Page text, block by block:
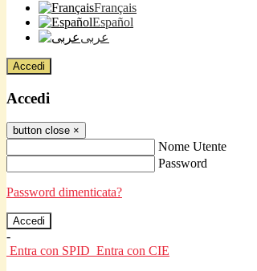
Français
Español
عربى
Accedi
Accedi
button close ×
Nome Utente
Password
Password dimenticata?
-
Entra con SPID Entra con CIE